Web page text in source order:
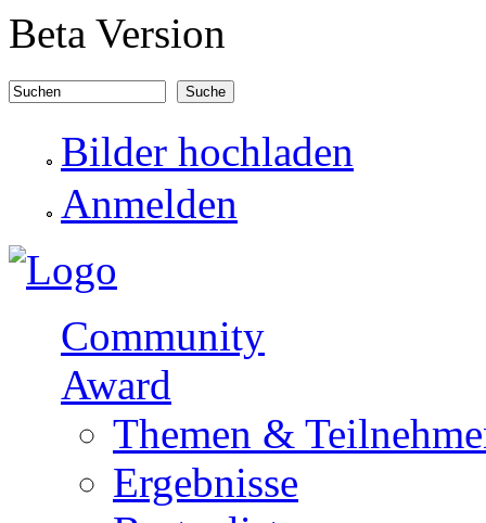
Direkt zum Inhalt
Beta Version
Suchformular
Bilder hochladen
Anmelden
Community
Award
Themen &
Ergebnisse